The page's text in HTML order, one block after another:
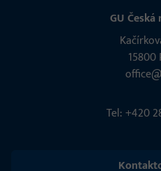
GU
15800
Tel: +420